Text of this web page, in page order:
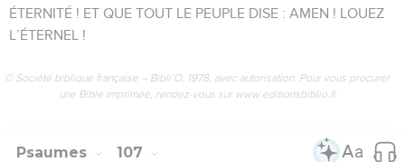
ÉTERNITÉ ! ET QUE TOUT LE PEUPLE DISE : AMEN ! LOUEZ
L’ÉTERNEL !
© Société biblique française – Bibli’O, 1978, avec autorisation. Pour vous procurer
une Bible imprimée, rendez-vous sur www.editionsbiblio.fr
Psaumes 107